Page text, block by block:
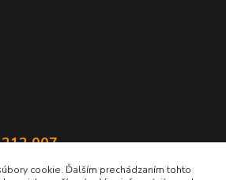
007
cookie. Ďalším prechádzaním tohto